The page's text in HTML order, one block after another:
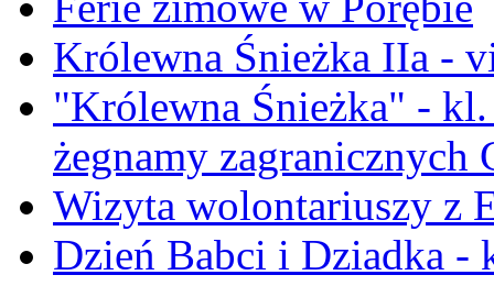
Królewna Śnieżka IIa -
"Królewna Śnieżka" -
żegnamy zagranicznych
Wizyta wolontariuszy z
Dzień Babci i Dziadka -